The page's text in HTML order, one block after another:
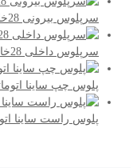
سرپلوس بیرونی 28خار کوییک اتوماتیک
سرپلوس داخلی 28خار راست و چپ ساینا اتوماتیک
پلوس چپ ساینا
پلوس راست ساینا